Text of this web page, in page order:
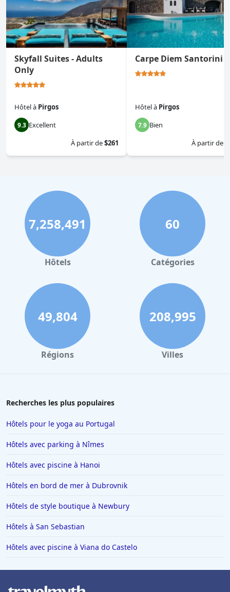
Skyfall Suites - Adults
Only
Hôtelà Pirgos
9.3 Excellent
À partir de$261
Carpe Diem Santorini
Hôtelà Pirgos
7.9 Bien
À partir de
7,258,491
Hôtels
60
Catégories
49,804
Régions
208,995
Villes
Recherches les plus populaires
Hôtels pour le yoga au Portugal
Hôtels avec parking à Nîmes
Hôtels avec piscine à Hanoi
Hôtels en bord de mer à Dubrovnik
Hôtels de style boutique à Newbury
Hôtels à San Sebastian
Hôtels avec piscine à Viana do Castelo